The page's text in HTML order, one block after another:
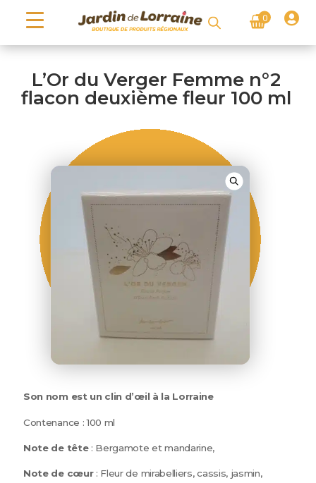

0
L’Or du Verger Femme n°2
flacon deuxième fleur 100 ml
Son nom est un clin d’œil à la Lorraine
Contenance : 100 ml
Note de tête: Bergamote et mandarine,
Note de cœur: Fleur de mirabelliers, cassis, jasmin,